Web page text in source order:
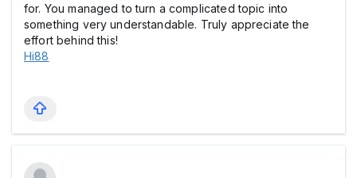
for. You managed to turn a complicated topic into
something very understandable. Truly appreciate the
effort behind this!
Hi88